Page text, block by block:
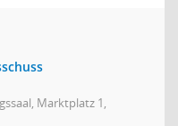
Marktplatz 1,